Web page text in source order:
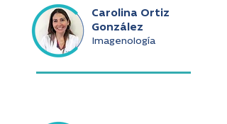
Carolina Ortiz
González
Imagenología